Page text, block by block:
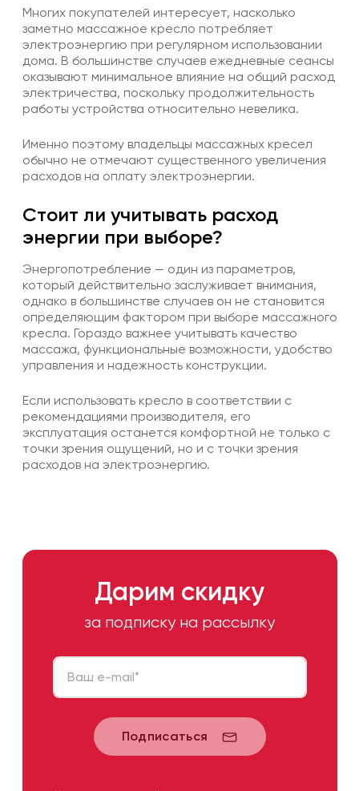
Многих покупателей интересует, насколько
заметно массажное кресло потребляет
электроэнергию при регулярном использовании
дома. В большинстве случаев ежедневные сеансы
оказывают минимальное влияние на общий расход
электричества, поскольку продолжительность
работы устройства относительно невелика.
Именно поэтому владельцы массажных кресел
обычно не отмечают существенного увеличения
расходов на оплату электроэнергии.
Стоит ли учитывать расход
энергии при выборе?
Энергопотребление — один из параметров,
который действительно заслуживает внимания,
однако в большинстве случаев он не становится
определяющим фактором при выборе массажного
кресла. Гораздо важнее учитывать качество
массажа, функциональные возможности, удобство
управления и надежность конструкции.
Если использовать кресло в соответствии с
рекомендациями производителя, его
эксплуатация останется комфортной не только с
точки зрения ощущений, но и с точки зрения
расходов на электроэнергию.
Дарим скидку
за подписку на рассылку
Ваш e-mail*
Подписаться